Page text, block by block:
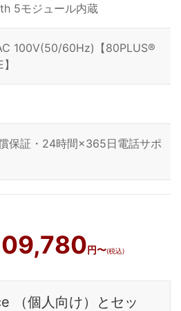
5モジュール内蔵
100V(50/60Hz)【80PLUS®
保証・24時間×365日電話サポ
円〜(税込)
（個人向け）とセッ